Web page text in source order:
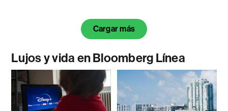
Cargar más
Lujos y vida en Bloomberg Línea